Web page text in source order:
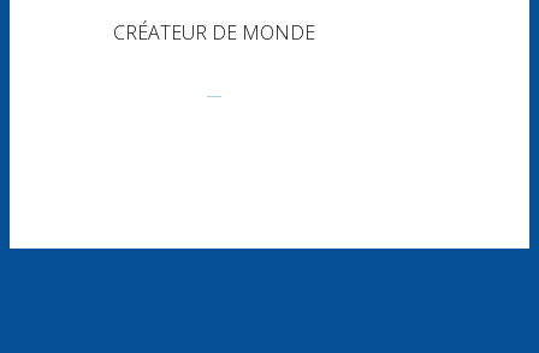
CRÉATEUR DE MONDE